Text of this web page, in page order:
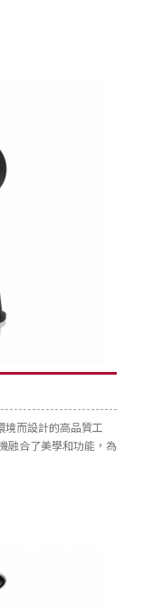
境而設計的高品質工
融合了美學和功能，為